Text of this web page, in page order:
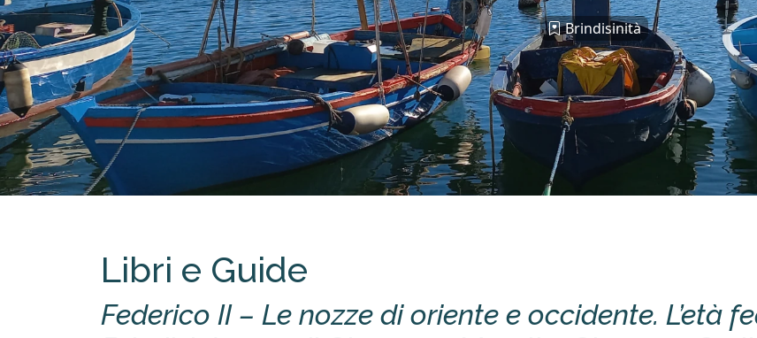
Brindisinità
Libri e Guide
Federico II – Le nozze di oriente e occidente. L’età